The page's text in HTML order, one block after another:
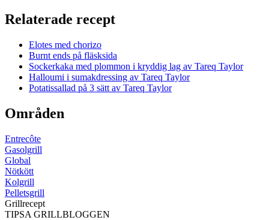
Relaterade recept
Elotes med chorizo
Burnt ends på fläsksida
Sockerkaka med plommon i kryddig lag av Tareq Taylor
Halloumi i sumakdressing av Tareq Taylor
Potatissallad på 3 sätt av Tareq Taylor
Områden
Entrecôte
Gasolgrill
Global
Nötkött
Kolgrill
Pelletsgrill
Grillrecept
TIPSA GRILLBLOGGEN